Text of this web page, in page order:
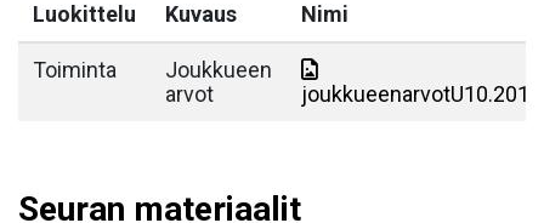
Luokittelu Kuvaus Nimi
Toiminta
Joukkueen
arvot
Seuran materiaalit